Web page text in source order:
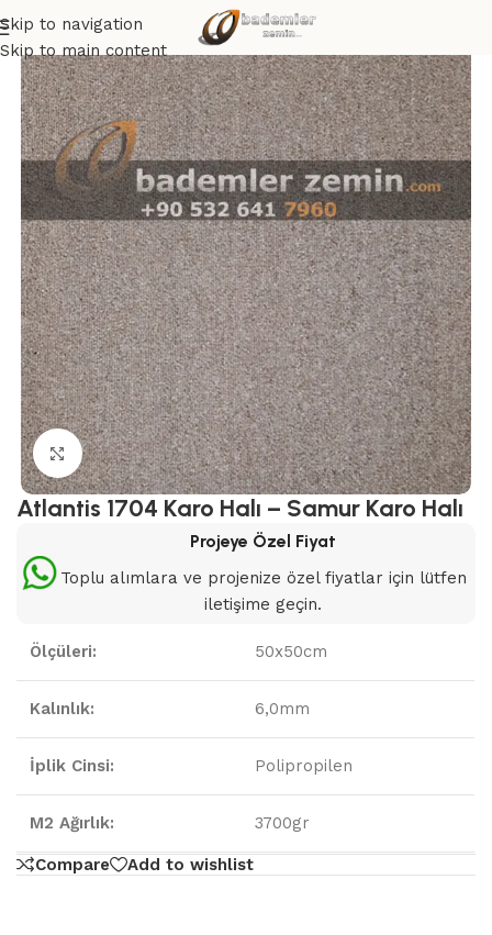
Skip to navigation
Skip to main content
Click to enlarge
Atlantis 1704 Karo Halı – Samur Karo Halı
Projeye Özel Fiyat
Toplu alımlara ve projenize özel fiyatlar için lütfen
iletişime geçin.
Ölçüleri: 50x50cm
Kalınlık: 6,0mm
İplik Cinsi: Polipropilen
M2 Ağırlık: 3700gr
Compare Add to wishlist